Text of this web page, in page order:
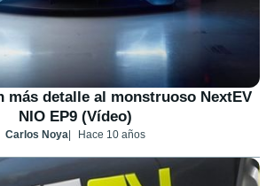
más detalle al monstruoso NextEV
NIO EP9 (Vídeo)
Carlos Noya Hace 10 años